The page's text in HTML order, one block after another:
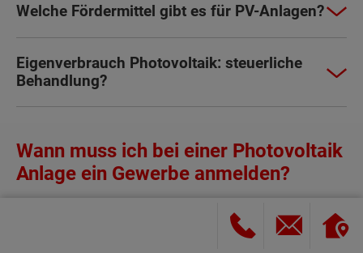
Welche Fördermittel gibt es für PV-Anlagen?
Eigenverbrauch Photovoltaik: steuerliche
Behandlung?
Wann muss ich bei einer Photovoltaik
Anlage ein Gewerbe anmelden?